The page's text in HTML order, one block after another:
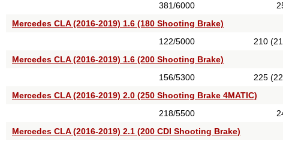
381/6000
Mercedes CLA (2016-2019) 1.6 (180 Shooting Brake)
122/5000
210
Mercedes CLA (2016-2019) 1.6 (200 Shooting Brake)
156/5300
225
Mercedes CLA (2016-2019) 2.0 (250 Shooting Brake 4MATIC)
218/5500
Mercedes CLA (2016-2019) 2.1 (200 CDI Shooting Brake)